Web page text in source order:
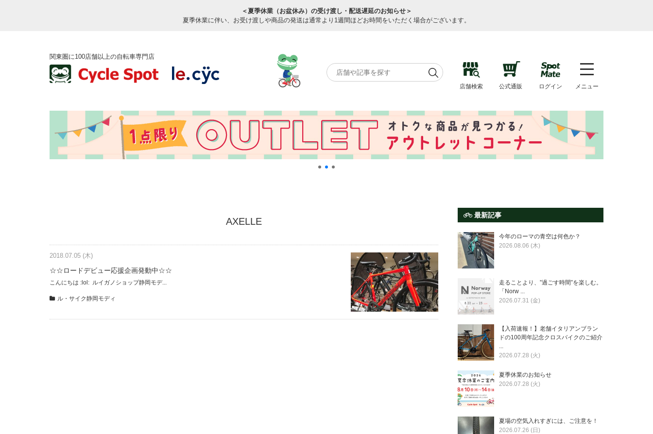
＜夏季休業（お盆休み）の受け渡し・配送遅延のお知らせ＞
夏季休業に伴い、お受け渡しや商品の発送は通常より1週間ほどお時間をいただく場合がございます。
関東圏に100店舗以上の自転車専門店
店舗検索 公式通販 ログイン メニュー
AXELLE
2018.07.05 (木)
☆☆ロードデビュー応援企画発動中☆☆
こんにちは :lol: ルイガノショップ静岡モデ...
ル・サイク静岡モディ
最新記事
今年のローマの青空は何色か？
2026.08.06 (木)
走ることより、”過ごす時間”を楽しむ。
「Norw ...
2026.07.31 (金)
【入荷速報！】老舗イタリアンブラン
ドの100周年記念クロスバイクのご紹介
...
2026.07.28 (火)
夏季休業のお知らせ
2026.07.28 (火)
夏場の空気入れすぎには、ご注意を！
2026.07.26 (日)